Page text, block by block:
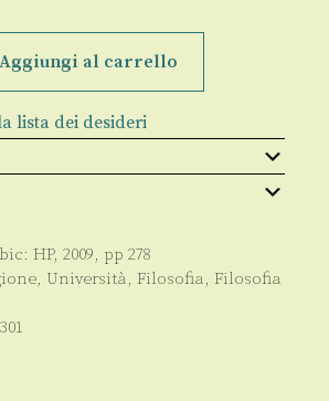
Aggiungi al carrello
lista dei desideri
HP, 2009, pp 278
, Università, Filosofia, Filosofia